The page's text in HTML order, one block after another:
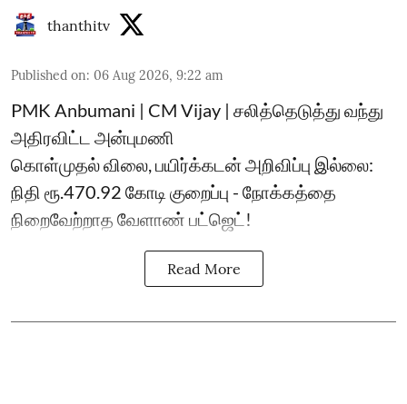
thanthitv
Published on: 06 Aug 2026, 9:22 am
PMK Anbumani | CM Vijay | சலித்தெடுத்து வந்து
அதிரவிட்ட அன்புமணி
கொள்முதல் விலை, பயிர்க்கடன் அறிவிப்பு இல்லை:
நிதி ரூ.470.92 கோடி குறைப்பு - நோக்கத்தை
நிறைவேற்றாத வேளாண் பட்ஜெட்!
Read More